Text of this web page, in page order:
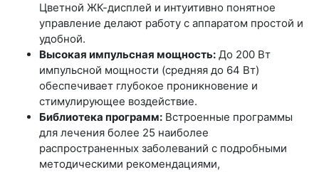
Цветной ЖК-дисплей и интуитивно понятное
управление делают работу с аппаратом простой и
удобной.
Высокая импульсная мощность: До 200 Вт
импульсной мощности (средняя до 64 Вт)
обеспечивает глубокое проникновение и
стимулирующее воздействие.
Библиотека программ: Встроенные программы
для лечения более 25 наиболее
распространенных заболеваний с подробными
методическими рекомендациями,